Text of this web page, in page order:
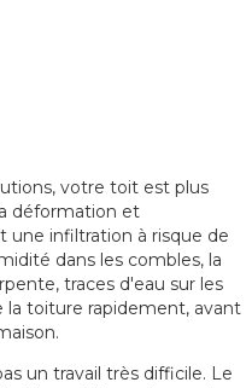
votre toit est plus
déformation et
une infiltration à risque de
dans les combles, la
traces d'eau sur les
la toiture rapidement, avant
un travail très difficile. Le